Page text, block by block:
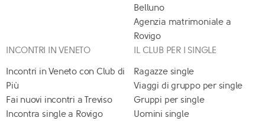
Belluno
Agenzia matrimoniale a
Rovigo
INCONTRI IN VENETO
Incontri in Veneto con Club di
Più
Fai nuovi incontri a Treviso
Incontra single a Rovigo
IL CLUB PER I SINGLE
Ragazze single
Viaggi di gruppo per single
Gruppi per single
Uomini single